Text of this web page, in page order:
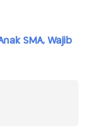
SMA, Wajib